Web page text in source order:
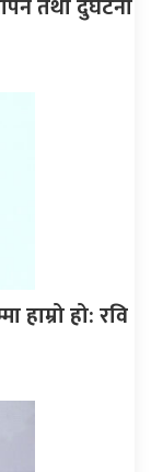
हाम्रो हो: रवि